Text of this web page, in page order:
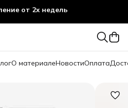
от 2х недель
О материалеНовостиОплата